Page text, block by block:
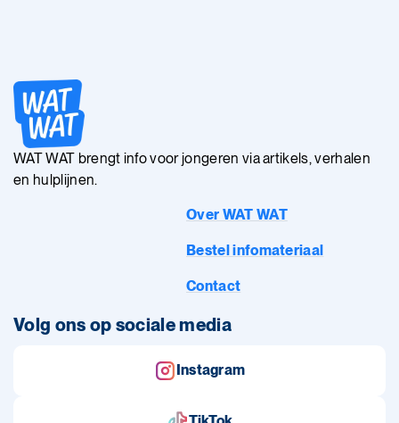
WAT WAT brengt info voor jongeren via artikels, verhalen
en hulplijnen.
Over WAT WAT
Bestel infomateriaal
Contact
Volg ons op sociale media
Instagram